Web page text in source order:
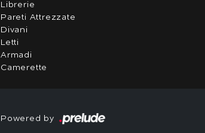
Librerie
Pareti Attrezzate
Divani
Letti
Armadi
Camerette
Powered by